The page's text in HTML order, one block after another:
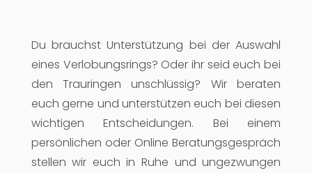
Du brauchst Unterstützung bei der Auswahl
eines Verlobungsrings? Oder ihr seid euch bei
den Trauringen unschlüssig? Wir beraten
euch gerne und unterstützen euch bei diesen
wichtigen Entscheidungen. Bei einem
persönlichen oder Online Beratungsgespräch
stellen wir euch in Ruhe und ungezwungen